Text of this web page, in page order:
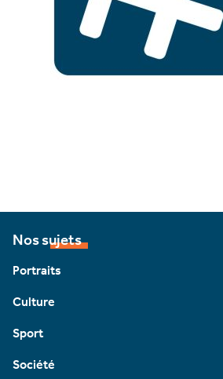
Nos sujets
Portraits
Culture
Sport
Société